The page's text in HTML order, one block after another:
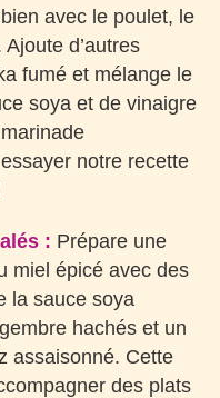
avec le poulet, le
d’autres
fumé et mélange le
soya et de vinaigre
notre recette
: Prépare une
miel épicé avec des
la sauce soya
hachés et un
assaisonné. Cette
des plats